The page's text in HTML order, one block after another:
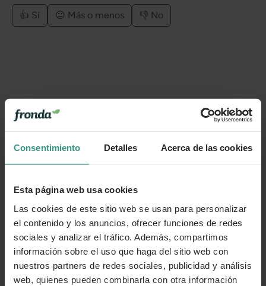
Consentimiento Detalles Acerca de las cookies
Esta página web usa cookies
Las cookies de este sitio web se usan para personalizar
el contenido y los anuncios, ofrecer funciones de redes
sociales y analizar el tráfico. Además, compartimos
información sobre el uso que haga del sitio web con
nuestros partners de redes sociales, publicidad y análisis
web, quienes pueden combinarla con otra información
👍 Sí 😐 Más o menos 👎 No